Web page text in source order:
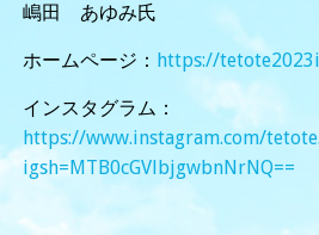
嶋田 あゆみ氏
ホームページ： https://
インスタグラム：
https://www.instagram.com/
igsh=MTB0cGVlbjgwbnNrNQ==